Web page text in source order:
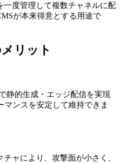
一度管理して複数チャネルに配
が本来得意とする用途で
リット
静的生成・エッジ配信を実現
マンスを安定して維持できま
ャにより、攻撃面が小さく、